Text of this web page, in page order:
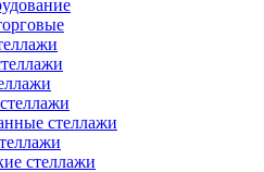
стеллажи
стеллажи